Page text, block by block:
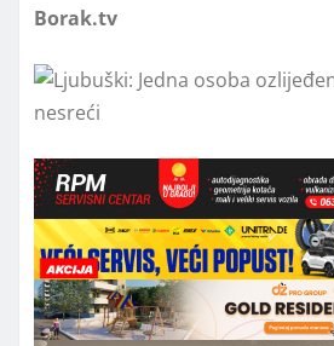
Borak.tv